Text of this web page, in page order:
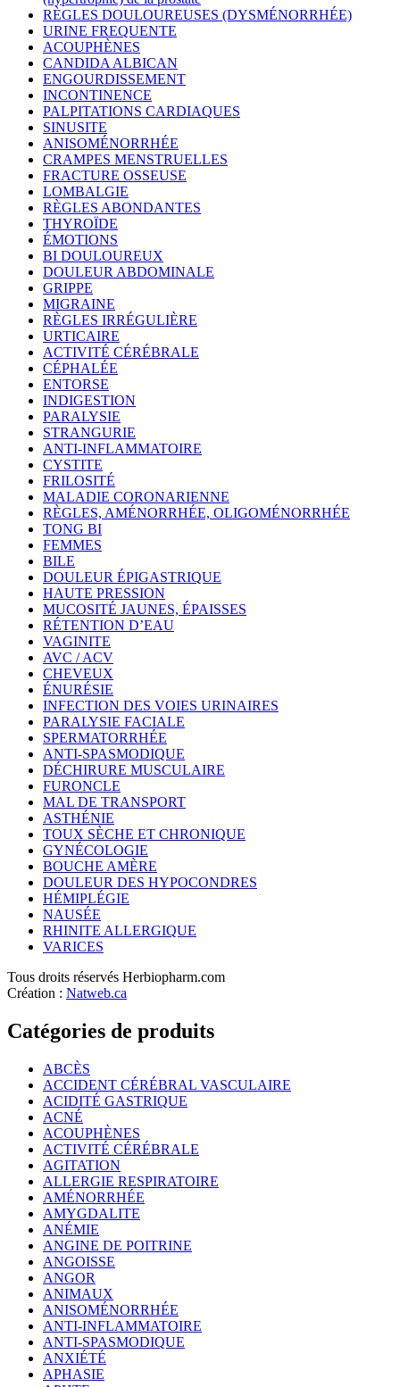
RÈGLES DOULOUREUSES (DYSMÉNORRHÉE)
URINE FREQUENTE
ACOUPHÈNES
CANDIDA ALBICAN
ENGOURDISSEMENT
INCONTINENCE
PALPITATIONS CARDIAQUES
SINUSITE
ANISOMÉNORRHÉE
CRAMPES MENSTRUELLES
FRACTURE OSSEUSE
LOMBALGIE
RÈGLES ABONDANTES
THYROÏDE
ÉMOTIONS
BI DOULOUREUX
DOULEUR ABDOMINALE
GRIPPE
MIGRAINE
RÈGLES IRRÉGULIÈRE
URTICAIRE
ACTIVITÉ CÉRÉBRALE
CÉPHALÉE
ENTORSE
INDIGESTION
PARALYSIE
STRANGURIE
ANTI-INFLAMMATOIRE
CYSTITE
FRILOSITÉ
MALADIE CORONARIENNE
RÈGLES, AMÉNORRHÉE, OLIGOMÉNORRHÉE
TONG BI
FEMMES
BILE
DOULEUR ÉPIGASTRIQUE
HAUTE PRESSION
MUCOSITÉ JAUNES, ÉPAISSES
RÉTENTION D’EAU
VAGINITE
AVC / ACV
CHEVEUX
ÉNURÉSIE
INFECTION DES VOIES URINAIRES
PARALYSIE FACIALE
SPERMATORRHÉE
ANTI-SPASMODIQUE
DÉCHIRURE MUSCULAIRE
FURONCLE
MAL DE TRANSPORT
ASTHÉNIE
TOUX SÈCHE ET CHRONIQUE
GYNÉCOLOGIE
BOUCHE AMÈRE
DOULEUR DES HYPOCONDRES
HÉMIPLÉGIE
NAUSÉE
RHINITE ALLERGIQUE
VARICES
Tous droits réservés Herbiopharm.com
Création : Natweb.ca
Catégories de produits
ABCÈS
ACCIDENT CÉRÉBRAL VASCULAIRE
ACIDITÉ GASTRIQUE
ACNÉ
ACOUPHÈNES
ACTIVITÉ CÉRÉBRALE
AGITATION
ALLERGIE RESPIRATOIRE
AMÉNORRHÉE
AMYGDALITE
ANÉMIE
ANGINE DE POITRINE
ANGOISSE
ANGOR
ANIMAUX
ANISOMÉNORRHÉE
ANTI-INFLAMMATOIRE
ANTI-SPASMODIQUE
ANXIÉTÉ
APHASIE